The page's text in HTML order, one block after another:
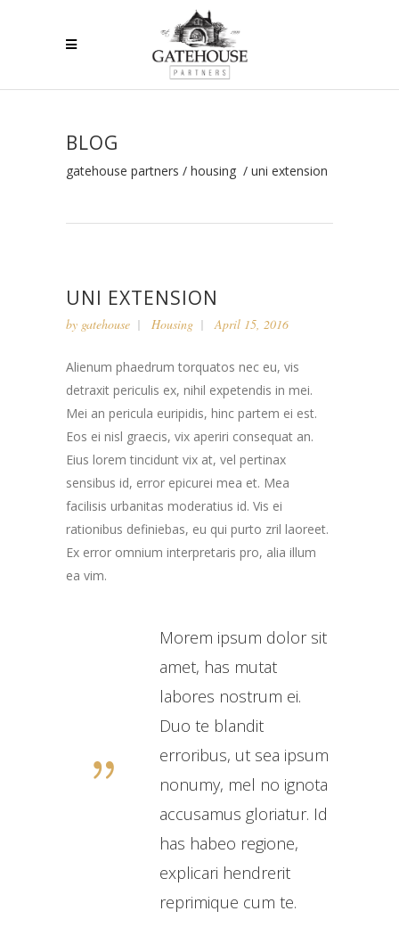
BLOG
gatehouse partners / housing / uni extension
UNI EXTENSION
by gatehouse Housing April 15, 2016
Alienum phaedrum torquatos nec eu, vis
detraxit periculis ex, nihil expetendis in mei.
Mei an pericula euripidis, hinc partem ei est.
Eos ei nisl graecis, vix aperiri consequat an.
Eius lorem tincidunt vix at, vel pertinax
sensibus id, error epicurei mea et. Mea
facilisis urbanitas moderatius id. Vis ei
rationibus definiebas, eu qui purto zril laoreet.
Ex error omnium interpretaris pro, alia illum
ea vim.
Morem ipsum dolor sit
amet, has mutat
labores nostrum ei.
Duo te blandit
erroribus, ut sea ipsum
nonumy, mel no ignota
accusamus gloriatur. Id
has habeo regione,
explicari hendrerit
reprimique cum te.